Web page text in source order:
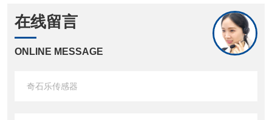
在线留言
ONLINE MESSAGE